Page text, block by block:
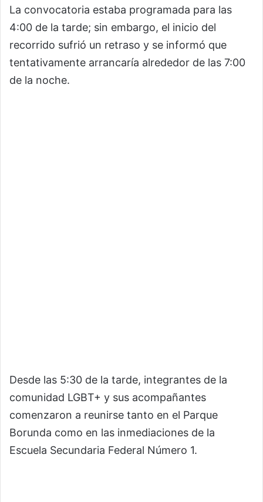
La convocatoria estaba programada para las
4:00 de la tarde; sin embargo, el inicio del
recorrido sufrió un retraso y se informó que
tentativamente arrancaría alrededor de las 7:00
de la noche.
Desde las 5:30 de la tarde, integrantes de la
comunidad LGBT+ y sus acompañantes
comenzaron a reunirse tanto en el Parque
Borunda como en las inmediaciones de la
Escuela Secundaria Federal Número 1.